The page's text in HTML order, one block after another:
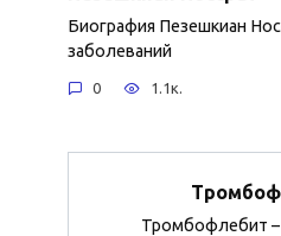
Биография Пезешкиан
заболеваний
0 1.1к.
Тромбофлебит –